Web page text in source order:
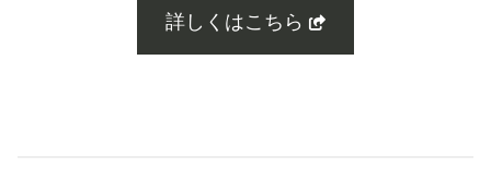
詳しくはこちら